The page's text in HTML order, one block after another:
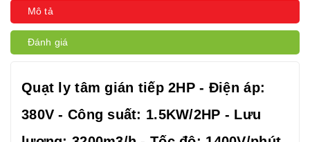
Mô tả
Đánh giá
Quạt ly tâm gián tiếp 2HP - Điện áp:
380V - Công suất: 1.5KW/2HP - Lưu